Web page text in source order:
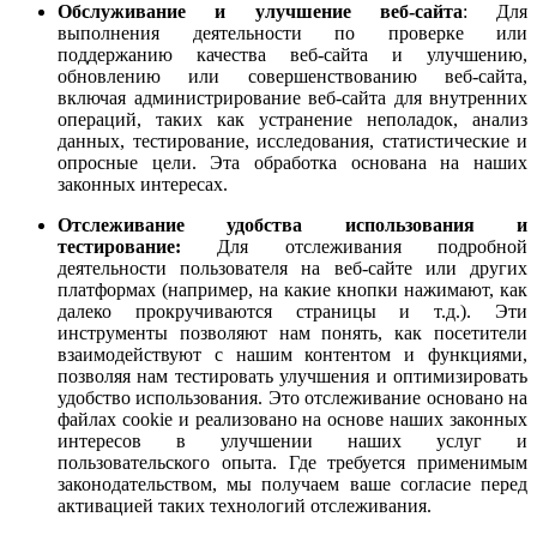
Обслуживание и улучшение веб-сайта: Для
выполнения деятельности по проверке или
поддержанию качества веб-сайта и улучшению,
обновлению или совершенствованию веб-сайта,
включая администрирование веб-сайта для внутренних
операций, таких как устранение неполадок, анализ
данных, тестирование, исследования, статистические и
опросные цели. Эта обработка основана на наших
законных интересах.
Отслеживание удобства использования и
тестирование: Для отслеживания подробной
деятельности пользователя на веб-сайте или других
платформах (например, на какие кнопки нажимают, как
далеко прокручиваются страницы и т.д.). Эти
инструменты позволяют нам понять, как посетители
взаимодействуют с нашим контентом и функциями,
позволяя нам тестировать улучшения и оптимизировать
удобство использования. Это отслеживание основано на
файлах cookie и реализовано на основе наших законных
интересов в улучшении наших услуг и
пользовательского опыта. Где требуется применимым
законодательством, мы получаем ваше согласие перед
активацией таких технологий отслеживания.